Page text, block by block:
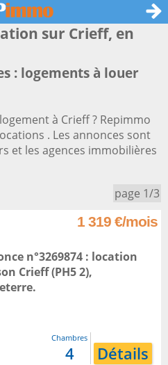
sur Crieff, en
: logements à louer
à Crieff ? Repimmo
. Les annonces sont
et les agences immobilières
page 1/3
1 319 €/mois
n°3269874 : location
Crieff(PH5 2),
.
Chambres
4 Détails